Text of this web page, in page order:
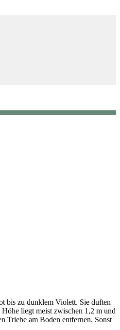
bis zu dunklem Violett. Sie duften
liegt meist zwischen 1,2 m und
Triebe am Boden entfernen. Sonst